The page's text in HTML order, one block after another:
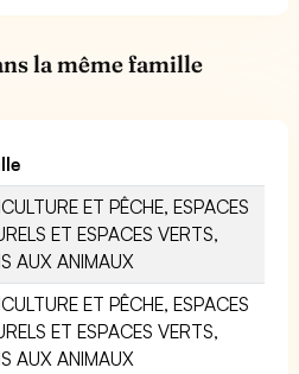
la même famille
ET PÊCHE, ESPACES
ET ESPACES VERTS,
AUX ANIMAUX
ET PÊCHE, ESPACES
ET ESPACES VERTS,
AUX ANIMAUX